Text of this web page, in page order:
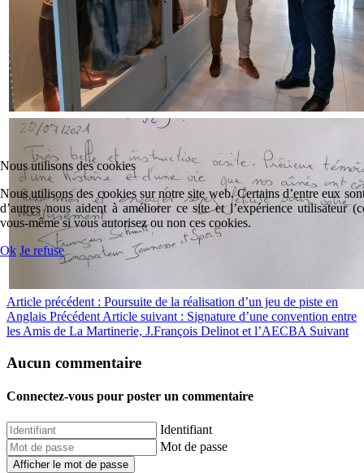
Article précédent : Poursuite de la réalisation d’un jeu de piste en
Anglais Précédent Article suivant : Signature d’une convention entre
les Amis de La Martinerie, J.François Delinot et l’AECBA Suivant
Aucun commentaire
Connectez-vous pour poster un commentaire
Identifiant
Mot de passe
Afficher le mot de passe
Nous utilisons des cookies
Nous utilisons des cookies sur notre site web. Certains d’entre eux
d’autres nous aident à améliorer ce site et l’expérience utilisateur
vous-même si vous autorisez ou non ces cookies.
Ok Je refuse